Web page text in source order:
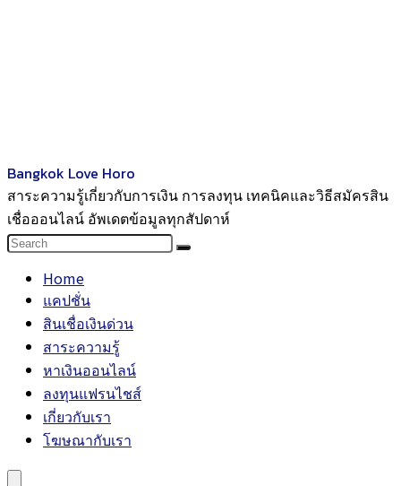
Bangkok Love Horo
สาระความรู้เกี่ยวกับการเงิน การลงทุน เทคนิคและวิธีสมัครสิน
เชื่อออนไลน์ อัพเดตข้อมูลทุกสัปดาห์
Home
แคปชั่น
สินเชื่อเงินด่วน
สาระความรู้
หาเงินออนไลน์
ลงทุนแฟรนไชส์
เกี่ยวกับเรา
โฆษณากับเรา